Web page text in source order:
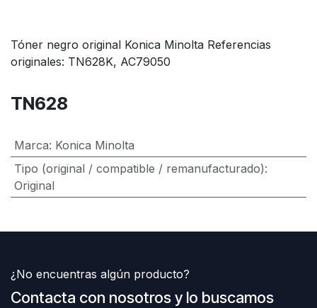
Tóner negro original Konica Minolta Referencias
originales: TN628K, AC79050
TN628
Marca: Konica Minolta
Tipo (original / compatible / remanufacturado):
Original
¿No encuentras algún producto?
Contacta con nosotros y lo buscamos